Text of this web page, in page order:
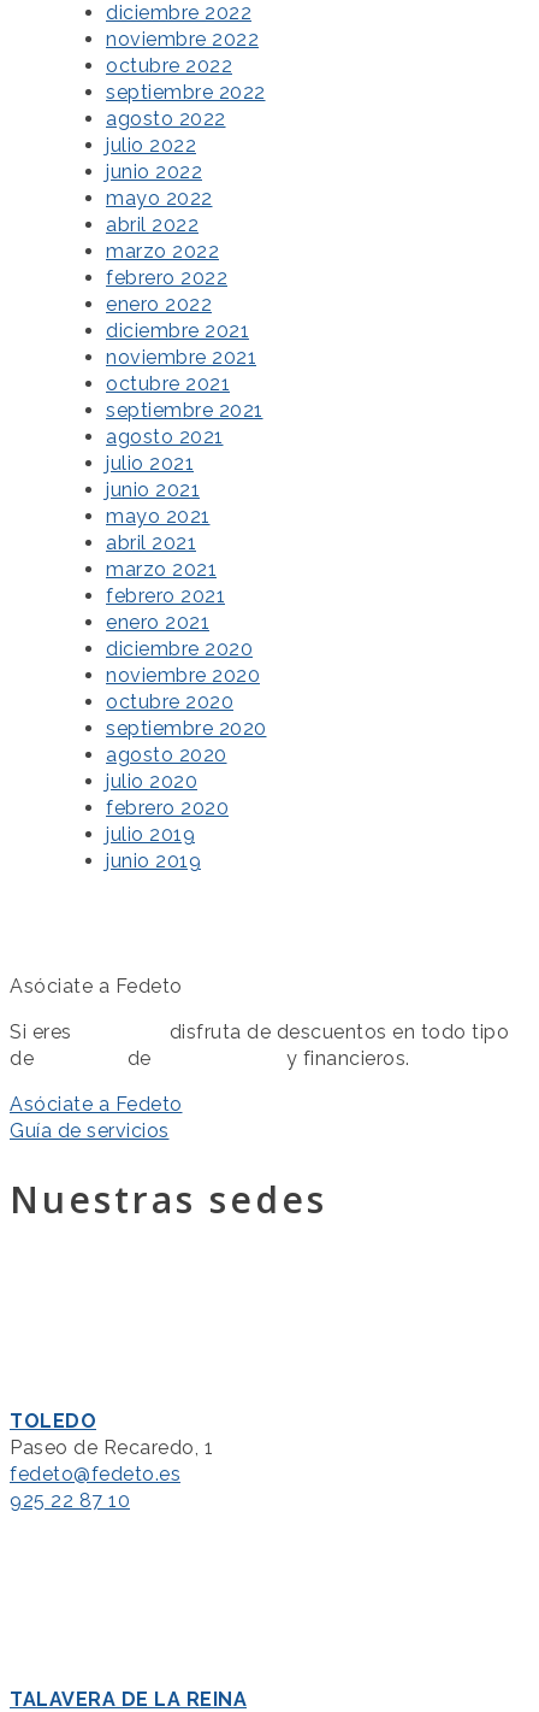
diciembre 2022
noviembre 2022
octubre 2022
septiembre 2022
agosto 2022
julio 2022
junio 2022
mayo 2022
abril 2022
marzo 2022
febrero 2022
enero 2022
diciembre 2021
noviembre 2021
octubre 2021
septiembre 2021
agosto 2021
julio 2021
junio 2021
mayo 2021
abril 2021
marzo 2021
febrero 2021
enero 2021
diciembre 2020
noviembre 2020
octubre 2020
septiembre 2020
agosto 2020
julio 2020
febrero 2020
julio 2019
junio 2019
Asóciate a Fedeto
Si eres
disfruta de descuentos en todo tipo
de
de
y financieros.
Asóciate a Fedeto
Guía de servicios
Nuestras sedes
TOLEDO
Paseo de Recaredo, 1
fedeto@fedeto.es
925 22 87 10
TALAVERA DE LA REINA